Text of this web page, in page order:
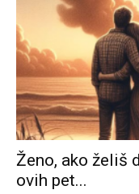
Ženo, ako želiš
ovih pet...